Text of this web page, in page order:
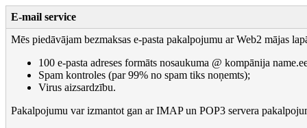
E-mail service
Mēs piedāvājam bezmaksas e-pasta pakalpojumu ar Web2 mājas
100 e-pasta adreses formāts nosaukuma @ kompānija
Spam kontroles (par 99% no spam tiks noņemts);
Virus aizsardzību.
Pakalpojumu var izmantot gan ar IMAP un POP3 servera